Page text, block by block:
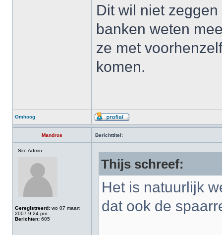
Dit wil niet
banken weten
ze met
komen.
Omhoog
Mandros Berichttitel:
Site Admin
Geregistreerd: wo 07 maart
2007 9:24 pm
Berichten: 605
Thijs schreef:
Het is natuurlijk
dat ook de